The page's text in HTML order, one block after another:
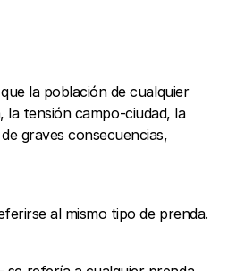
la población de cualquier
la tensión campo-ciudad, la
graves consecuencias,
al mismo tipo de prenda.